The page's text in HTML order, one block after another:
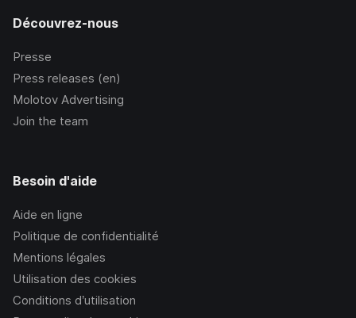
Découvrez-nous
Presse
Press releases (en)
Molotov Advertising
Join the team
Besoin d'aide
Aide en ligne
Politique de confidentialité
Mentions légales
Utilisation des cookies
Conditions d’utilisation